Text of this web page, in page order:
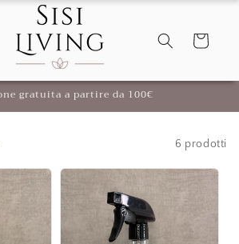
Carrello
gratuita a partire da 100€
6 prodotti